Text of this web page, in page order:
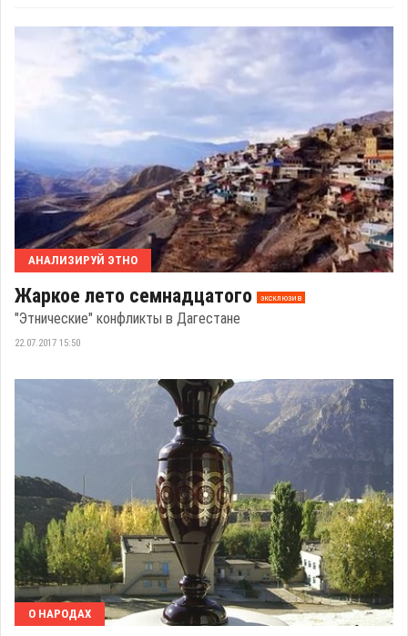
АНАЛИЗИРУЙ ЭТНО
Жаркое лето семнадцатого эксклюзив
"Этнические" конфликты в Дагестане
22.07.2017 15:50
О НАРОДАХ